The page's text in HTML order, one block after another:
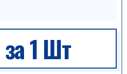
за 1 Шт